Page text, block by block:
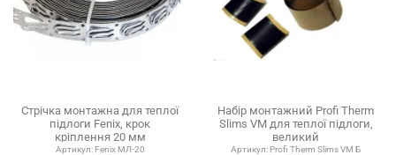
Стрічка монтажна для теплої
підлоги Fenix, крок
кріплення 20 мм
Артикул: Fenix МЛ-20
Набір монтажний Profi Therm
Slims VM для теплої підлоги,
великий
Артикул: Profi Therm Slims VM Б